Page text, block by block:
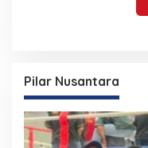
Pilar Nusantara